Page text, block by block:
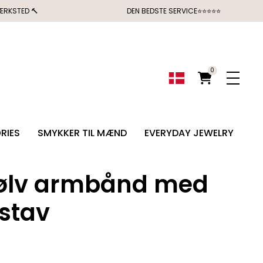
🔨 DEN BEDSTE SERVICE⭐⭐⭐⭐⭐
0
SMYKKER TIL MÆND
EVERYDAY JEWELRY
HAVE DIN
armbånd med